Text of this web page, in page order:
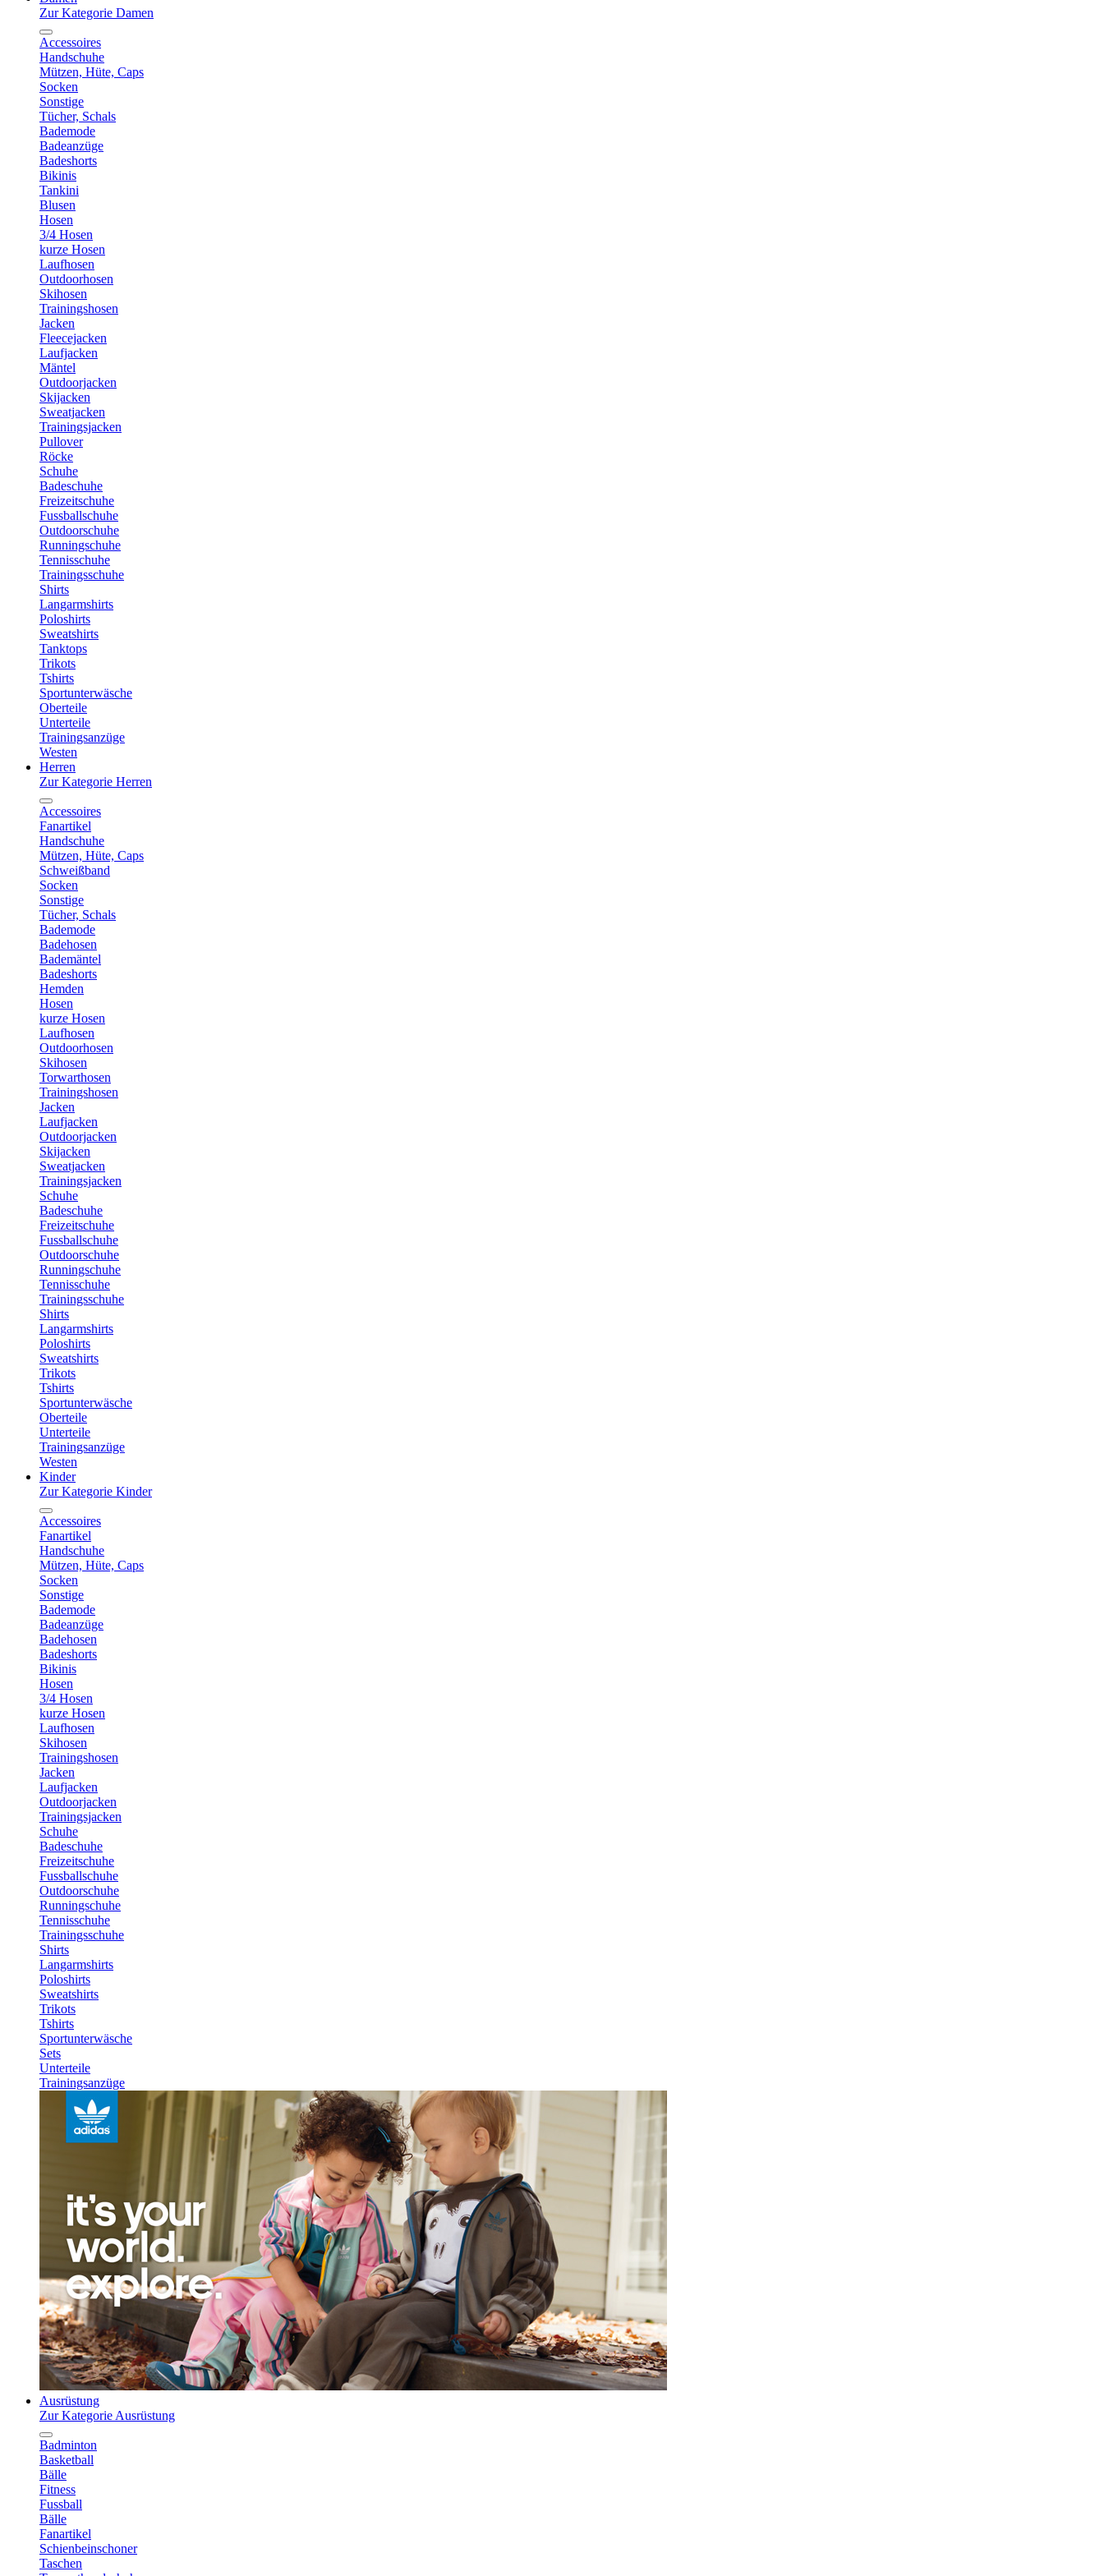
Zur Kategorie Damen
Accessoires
Handschuhe
Mützen, Hüte, Caps
Socken
Sonstige
Tücher, Schals
Bademode
Badeanzüge
Badeshorts
Bikinis
Tankini
Blusen
Hosen
3/4 Hosen
kurze Hosen
Laufhosen
Outdoorhosen
Skihosen
Trainingshosen
Jacken
Fleecejacken
Laufjacken
Mäntel
Outdoorjacken
Skijacken
Sweatjacken
Trainingsjacken
Pullover
Röcke
Schuhe
Badeschuhe
Freizeitschuhe
Fussballschuhe
Outdoorschuhe
Runningschuhe
Tennisschuhe
Trainingsschuhe
Shirts
Langarmshirts
Poloshirts
Sweatshirts
Tanktops
Trikots
Tshirts
Sportunterwäsche
Oberteile
Unterteile
Trainingsanzüge
Westen
Herren
Zur Kategorie Herren
Accessoires
Fanartikel
Handschuhe
Mützen, Hüte, Caps
Schweißband
Socken
Sonstige
Tücher, Schals
Bademode
Badehosen
Bademäntel
Badeshorts
Hemden
Hosen
kurze Hosen
Laufhosen
Outdoorhosen
Skihosen
Torwarthosen
Trainingshosen
Jacken
Laufjacken
Outdoorjacken
Skijacken
Sweatjacken
Trainingsjacken
Schuhe
Badeschuhe
Freizeitschuhe
Fussballschuhe
Outdoorschuhe
Runningschuhe
Tennisschuhe
Trainingsschuhe
Shirts
Langarmshirts
Poloshirts
Sweatshirts
Trikots
Tshirts
Sportunterwäsche
Oberteile
Unterteile
Trainingsanzüge
Westen
Kinder
Zur Kategorie Kinder
Accessoires
Fanartikel
Handschuhe
Mützen, Hüte, Caps
Socken
Sonstige
Bademode
Badeanzüge
Badehosen
Badeshorts
Bikinis
Hosen
3/4 Hosen
kurze Hosen
Laufhosen
Skihosen
Trainingshosen
Jacken
Laufjacken
Outdoorjacken
Trainingsjacken
Schuhe
Badeschuhe
Freizeitschuhe
Fussballschuhe
Outdoorschuhe
Runningschuhe
Tennisschuhe
Trainingsschuhe
Shirts
Langarmshirts
Poloshirts
Sweatshirts
Trikots
Tshirts
Sportunterwäsche
Sets
Unterteile
Trainingsanzüge
Ausrüstung
Zur Kategorie Ausrüstung
Badminton
Basketball
Bälle
Fitness
Fussball
Bälle
Fanartikel
Schienbeinschoner
Taschen